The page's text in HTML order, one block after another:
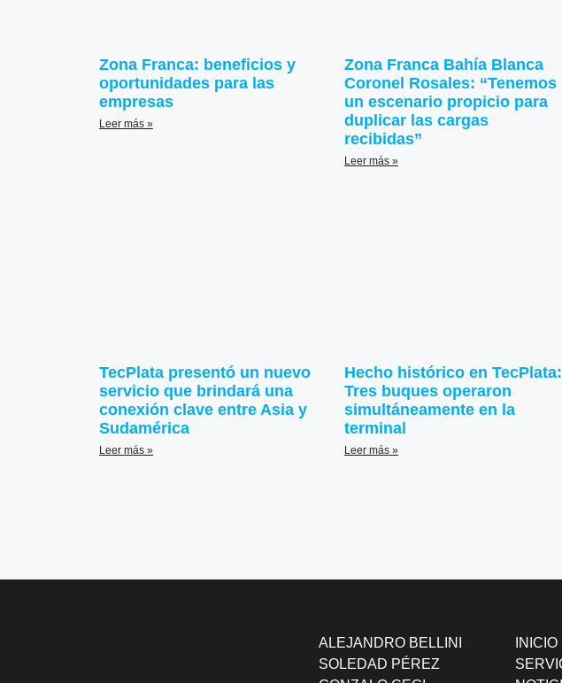
Zona Franca: beneficios y
oportunidades para las
empresas
Leer más »
Zona Franca Bahía Blanca
Coronel Rosales: “Tenemos
un escenario propicio para
duplicar las cargas
recibidas”
Leer más »
TecPlata presentó un nuevo
servicio que brindará una
conexión clave entre Asia y
Sudamérica
Leer más »
Hecho histórico en TecPlata:
Tres buques operaron
simultáneamente en la
terminal
Leer más »
ALEJANDRO BELLINI
SOLEDAD PÉREZ
INICIO